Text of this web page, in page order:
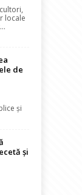
locale
de
și
și